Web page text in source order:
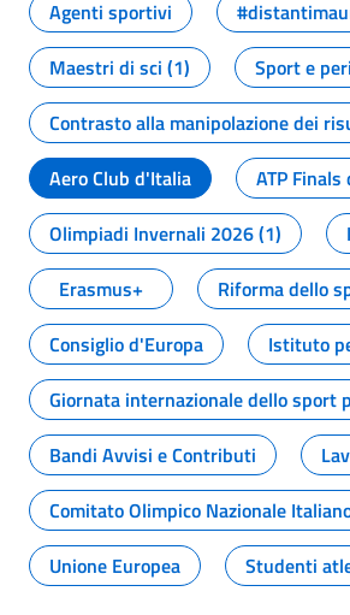
Agenti sportivi
Maestri di sci (1)
Sport e
Contrasto alla manipolazione dei
Aero Club d'Italia
ATP Finals
Olimpiadi Invernali 2026 (1)
Erasmus+
Riforma dello
Consiglio d'Europa
Istituto
Giornata internazionale dello sport
Bandi Avvisi e Contributi
Comitato Olimpico Nazionale
Unione Europea
Studenti